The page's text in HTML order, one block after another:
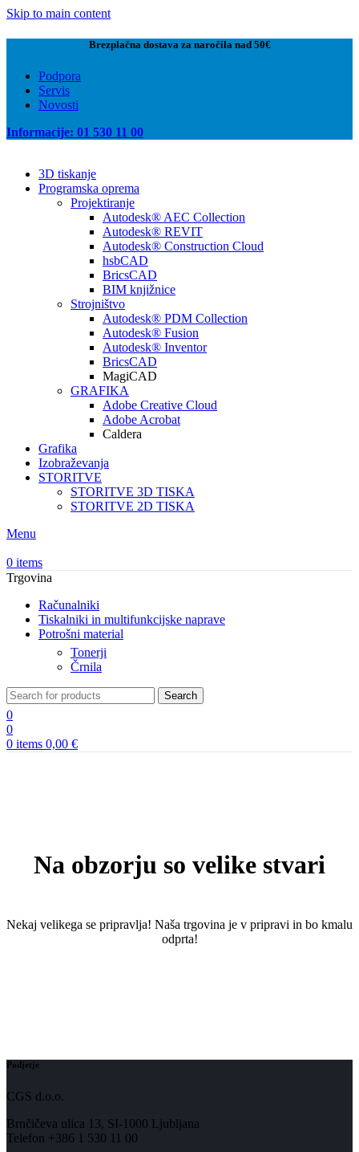
Skip to main content
Brezplačna dostava za naročila nad 50€
Podpora
Servis
Novosti
Informacije: 01 530 11 00
3D tiskanje
Programska oprema
Projektiranje
Autodesk® AEC Collection
Autodesk® REVIT
Autodesk® Construction Cloud
hsbCAD
BricsCAD
BIM knjižnice
Strojništvo
Autodesk® PDM Collection
Autodesk® Fusion
Autodesk® Inventor
BricsCAD
MagiCAD
GRAFIKA
Adobe Creative Cloud
Adobe Acrobat
Caldera
Grafika
Izobraževanja
STORITVE
STORITVE 3D TISKA
STORITVE 2D TISKA
Menu
0 items
Trgovina
Računalniki
Tiskalniki in multifunkcijske naprave
Potrošni material
Tonerji
Črnila
Search
0
0
0 items 0,00 €
Na obzorju so velike stvari
Nekaj ​​velikega se pripravlja! Naša trgovina je v pripravi in ​​bo kmalu
odprta!
Podjetje
CGS d.o.o.
Brnčičeva ulica 13, SI-1000 Ljubljana
Telefon +386 1 530 11 00